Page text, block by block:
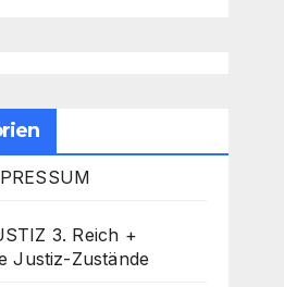
3. Reich +
Justiz-Zustände